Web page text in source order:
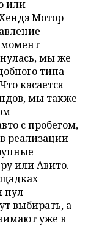
или
Мотор
мы же
типа
касается
мы также
с пробегом,
реализации
или Авито.
пул
выбирать, а
уже в